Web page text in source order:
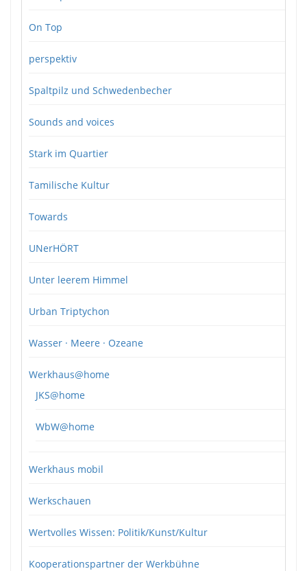
On Top
perspektiv
Spaltpilz und Schwedenbecher
Sounds and voices
Stark im Quartier
Tamilische Kultur
Towards
UNerHÖRT
Unter leerem Himmel
Urban Triptychon
Wasser · Meere · Ozeane
Werkhaus@home
JKS@home
WbW@home
Werkhaus mobil
Werkschauen
Wertvolles Wissen: Politik/Kunst/Kultur
Kooperationspartner der Werkbühne